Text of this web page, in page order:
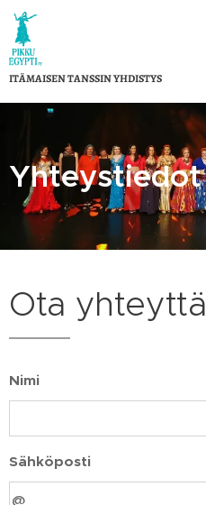
ITÄMAISEN TANSSIN YHDISTYS
Yhteystiedot
Ota yhteyttä
Nimi
Sähköposti